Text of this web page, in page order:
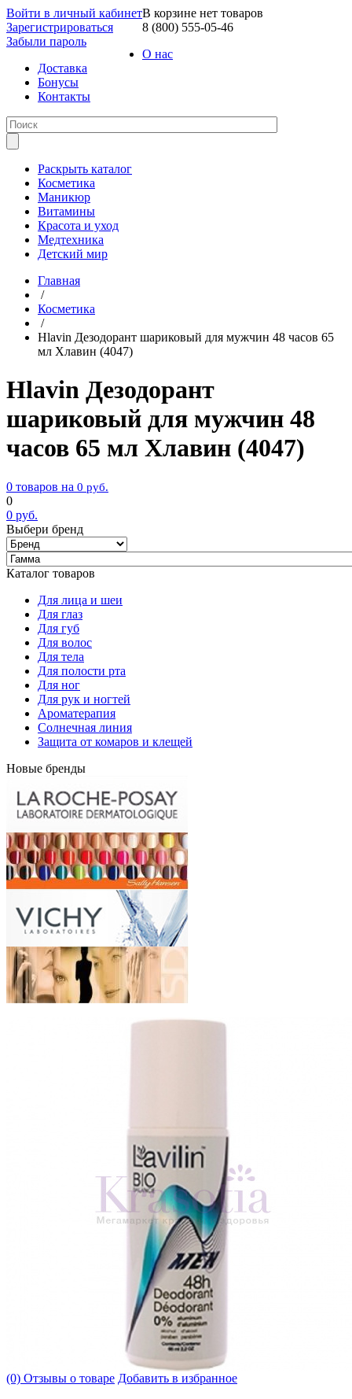
Войти в личный кабинет
Зарегистрироваться
Забыли пароль
В корзине нет товаров
8 (800) 555-05-46
О нас
Доставка
Бонусы
Контакты
Раскрыть каталог
Косметика
Маникюр
Витамины
Красота и уход
Медтехника
Детский мир
Главная
/
Косметика
/
Hlavin Дезодорант шариковый для мужчин 48 часов 65
мл Хлавин (4047)
Hlavin Дезодорант
шариковый для мужчин 48
часов 65 мл Хлавин (4047)
0 товаров на 0 руб.
0
0 руб.
Выбери бренд
Каталог товаров
Для лица и шеи
Для глаз
Для губ
Для волос
Для тела
Для полости рта
Для ног
Для рук и ногтей
Ароматерапия
Солнечная линия
Защита от комаров и клещей
Новые бренды
(0) Отзывы о товаре Добавить в избранное